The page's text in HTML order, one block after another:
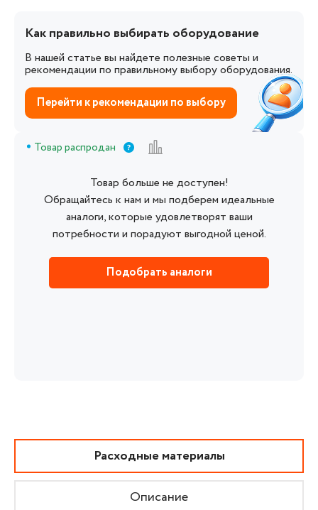
Как правильно выбирать оборудование
В нашей статье вы найдете полезные советы и
рекомендации по правильному выбору оборудования.
Перейти к рекомендации по выбору
Товар распродан
Товар больше не доступен!
Обращайтесь к нам и мы подберем идеальные
аналоги, которые удовлетворят ваши
потребности и порадуют выгодной ценой.
Подобрать аналоги
Расходные материалы
Описание